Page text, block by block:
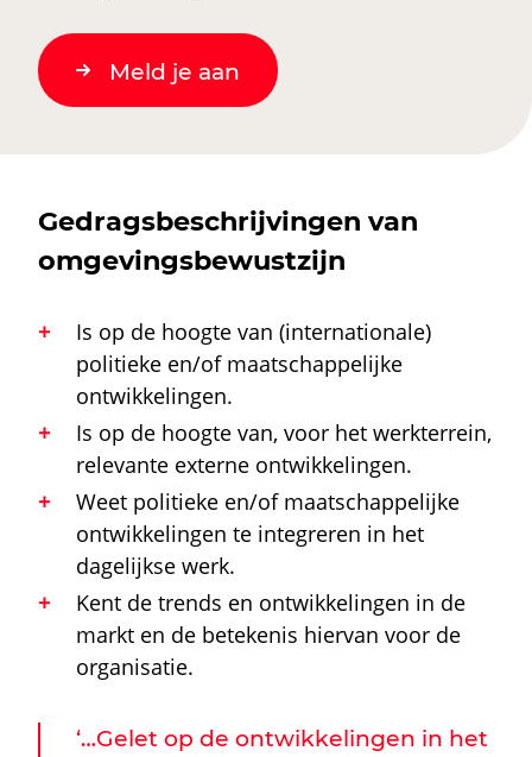
Meld je aan
Gedragsbeschrijvingen van
omgevingsbewustzijn
Is op de hoogte van (internationale)
politieke en/of maatschappelijke
ontwikkelingen.
Is op de hoogte van, voor het werkterrein,
relevante externe ontwikkelingen.
Weet politieke en/of maatschappelijke
ontwikkelingen te integreren in het
dagelijkse werk.
Kent de trends en ontwikkelingen in de
markt en de betekenis hiervan voor de
organisatie.
‘…Gelet op de ontwikkelingen in het